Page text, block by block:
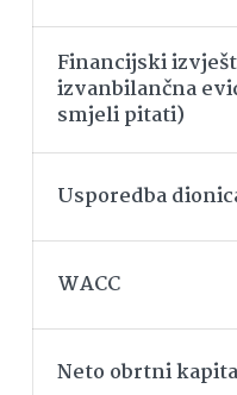
Financijski
izvanbilančna
smjeli pitati)
Usporedba
WACC
Neto obrtni